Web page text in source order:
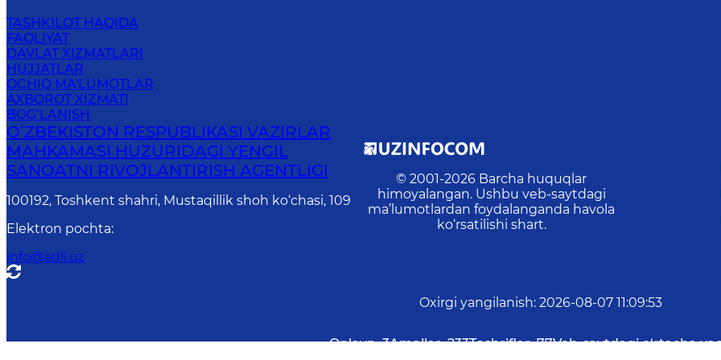
TASHKILOT HAQIDA
FAOLIYAT
DAVLAT XIZMATLARI
HUJJATLAR
OCHIQ MA'LUMOTLAR
AXBOROT XIZMATI
BOG‘LANISH
OʻZBEKISTON RESPUBLIKASI VAZIRLAR
MAHKAMASI HUZURIDAGI YENGIL
SANOATNI RIVOJLANTIRISH AGENTLIGI
100192, Toshkent shahri, Mustaqillik shoh ko‘chasi, 109
Elektron pochta:
info@adli.uz
© 2001-2026 Barcha huquqlar
himoyalangan. Ushbu veb-saytdagi
ma’lumotlardan foydalanganda havola
ko‘rsatilishi shart.
Oxirgi yangilanish: 2026-08-07 11:09:53
Onlayn: 3Amallar: 233Tashriflar: 77Veb-saytdagi o‘rtacha